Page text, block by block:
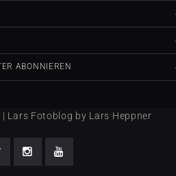
ABONNIEREN
Lars Fotoblog by Lars Heppner